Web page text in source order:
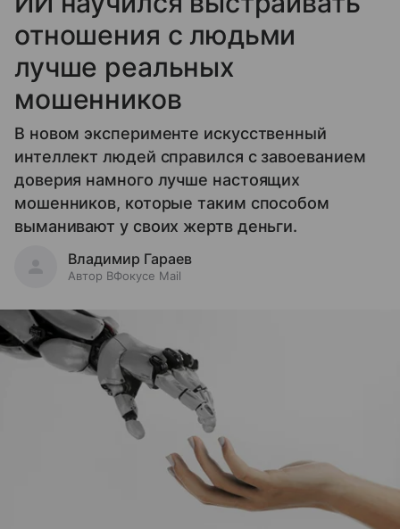
отношения с людьми
лучше реальных
мошенников
В новом эксперименте искусственный
интеллект людей справился с завоеванием
доверия намного лучше настоящих
мошенников, которые таким способом
выманивают у своих жертв деньги.
Владимир Гараев
Автор ВФокусе Mail